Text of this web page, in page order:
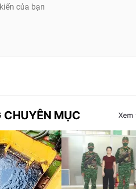
CHUYÊN MỤC Xem